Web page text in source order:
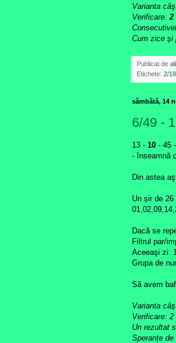
Varianta
Verificare:2
Cum zice şi
Publicat de
Etichete: 2/18
sâmbătă, 14
6/49 -
13 - 10 - 45
- înseamnă
Din astea
Un șir de
Dacă se
Filtrul par/
Aceeaşi zi:
Grupa de
Să avem
Varianta
Verificare: 2
Un rezultat
Speranțe de